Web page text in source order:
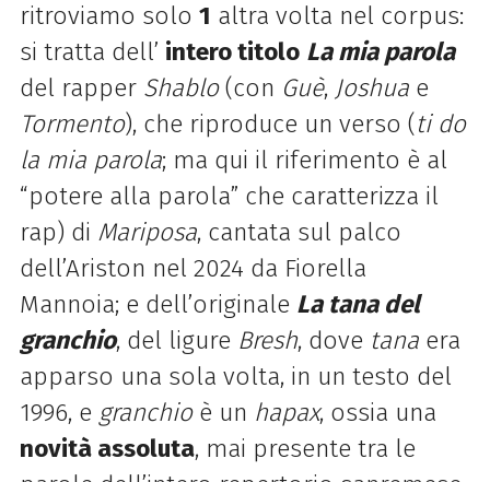
ritroviamo solo 1 altra volta nel corpus:
si tratta dell’ intero titolo La mia parola
del rapper Shablo(con Guè, Joshuae
Tormento), che riproduce un verso (ti do
la mia parola; ma qui il riferimento è al
“potere alla parola” che caratterizza il
rap) di Mariposa, cantata sul palco
dell’Ariston nel 2024 da Fiorella
Mannoia; e dell’originale La tana del
granchio, del ligure Bresh, dove tanaera
apparso una sola volta, in un testo del
1996, e granchio è un hapax, ossia una
novità assoluta, mai presente tra le